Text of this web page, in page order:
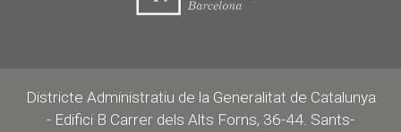
Districte Administratiu de la Generalitat de Catalunya
- Edifici B Carrer dels Alts Forns, 36-44. Sants-